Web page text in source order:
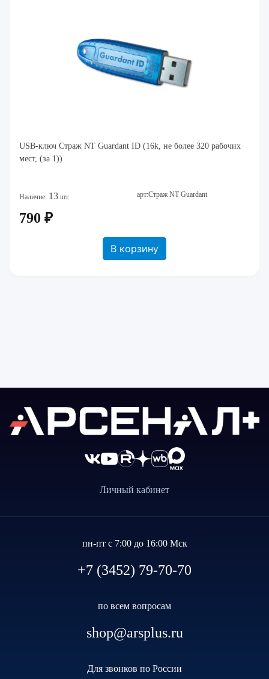
USB-ключ Страж NT Guardant ID (16k, не более 320 рабочих
мест, (за 1))
Наличие: 13 шт. арт:Страж NT Guardant
790 ₽
В корзину
Личный кабинет
пн-пт с 7:00 до 16:00 Мск
+7 (3452) 79-70-70
по всем вопросам
shop@arsplus.ru
Для звонков по России